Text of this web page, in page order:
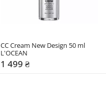
СС Cream New Design 50 ml
L'OCEAN
1 499 ₴